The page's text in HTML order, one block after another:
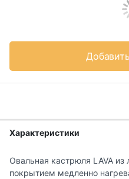
Характеристики
Овальная кастрюля LAVA из
покрытием медленно